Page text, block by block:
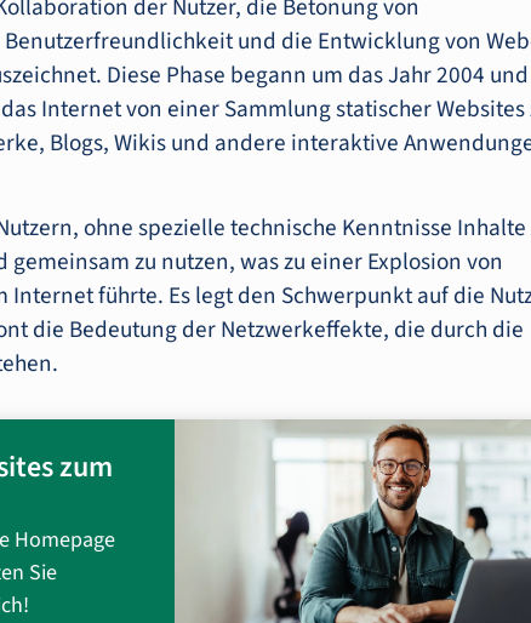
der Nutzer, die Betonung von
und die Entwicklung von
Diese Phase begann um das Jahr 2004
Internet von einer Sammlung statischer
Blogs, Wikis und andere interaktive
ohne spezielle technische Kenntnisse Inhalte
zu nutzen, was zu einer Explosion von
führte. Es legt den Schwerpunkt auf die
die Bedeutung der Netzwerkeffekte, die durch die
zum
Homepage
Sie